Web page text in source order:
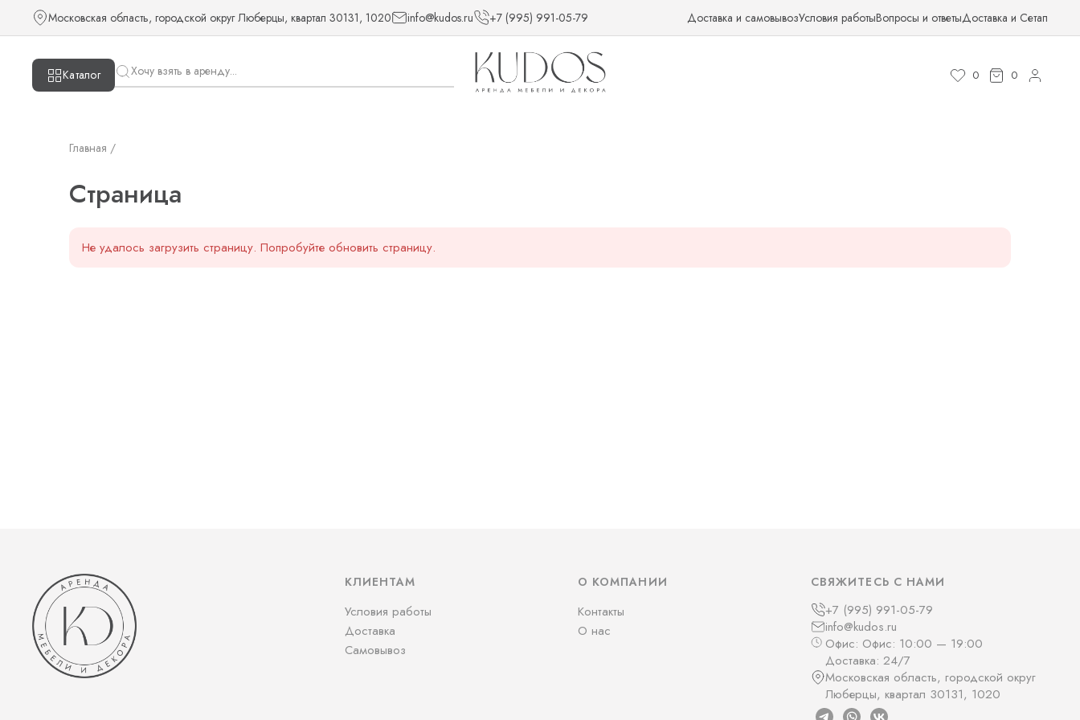
Московская область, городской округ Люберцы, квартал 30131, 1020 info@kudos.ru +7 (995) 991-05-79 Доставка и самовывозУсловия работыВопросы и ответыДоставка и Сетап
Каталог 0 0
Главная /
Страница
Не удалось загрузить страницу. Попробуйте обновить страницу.
КЛИЕНТАМ
Условия работы
Доставка
Самовывоз
О КОМПАНИИ
Контакты
О нас
СВЯЖИТЕСЬ С НАМИ
+7 (995) 991-05-79
info@kudos.ru
Офис: Офис: 10:00 — 19:00
Доставка: 24/7
Московская область, городской округ
Люберцы, квартал 30131, 1020
Страница — KUDOS